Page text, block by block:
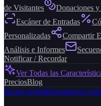
de Visitantes
Donaciones
Escáner de Entradas
Personalizadas
Compartir
Análisis e Informes
Notificar / Recordar
Ver Todas las
PreciosBlog
Iniciar sesiónBuscadores